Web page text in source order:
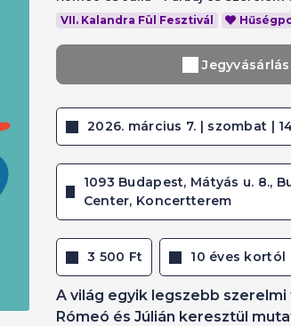
VII. Kalandra Fül Fesztivál
Jegyvásárlás
2026. március 7. | szombat |
1093 Budapest, Mátyás u. 8.,
Center, Koncertterem
3 500 Ft 10 éves kortól
A világ egyik legszebb
Rómeó és Júlián keresztül